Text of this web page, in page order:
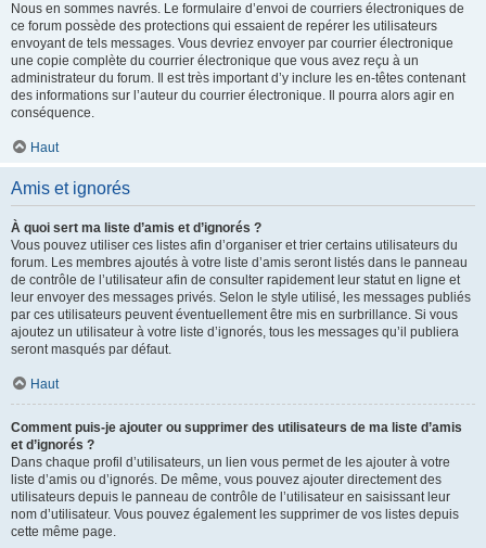
Nous en sommes navrés. Le formulaire d’envoi de courriers électroniques de
ce forum possède des protections qui essaient de repérer les utilisateurs
envoyant de tels messages. Vous devriez envoyer par courrier électronique
une copie complète du courrier électronique que vous avez reçu à un
administrateur du forum. Il est très important d’y inclure les en-têtes contenant
des informations sur l’auteur du courrier électronique. Il pourra alors agir en
conséquence.
Haut
Amis et ignorés
À quoi sert ma liste d’amis et d’ignorés ?
Vous pouvez utiliser ces listes afin d’organiser et trier certains utilisateurs du
forum. Les membres ajoutés à votre liste d’amis seront listés dans le panneau
de contrôle de l’utilisateur afin de consulter rapidement leur statut en ligne et
leur envoyer des messages privés. Selon le style utilisé, les messages publiés
par ces utilisateurs peuvent éventuellement être mis en surbrillance. Si vous
ajoutez un utilisateur à votre liste d’ignorés, tous les messages qu’il publiera
seront masqués par défaut.
Haut
Comment puis-je ajouter ou supprimer des utilisateurs de ma liste d’amis
et d’ignorés ?
Dans chaque profil d’utilisateurs, un lien vous permet de les ajouter à votre
liste d’amis ou d’ignorés. De même, vous pouvez ajouter directement des
utilisateurs depuis le panneau de contrôle de l’utilisateur en saisissant leur
nom d’utilisateur. Vous pouvez également les supprimer de vos listes depuis
cette même page.